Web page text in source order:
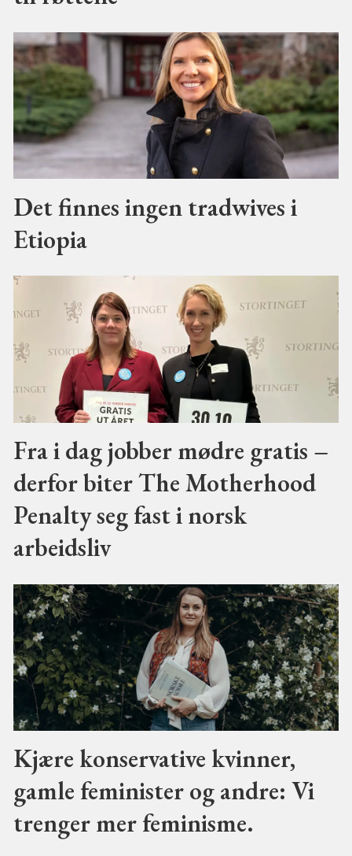
Det finnes ingen tradwives i
Etiopia
Fra i dag jobber mødre gratis –
derfor biter The Motherhood
Penalty seg fast i norsk
arbeidsliv
Kjære konservative kvinner,
gamle feminister og andre: Vi
trenger mer feminisme.